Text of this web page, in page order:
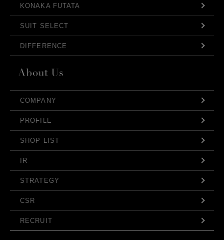
KONAKA FUTATA
SUIT SELECT
DIFFERENCE
COMPANY
PROFILE
SHOP LIST
IR
STRATEGY
CSR
RECRUIT